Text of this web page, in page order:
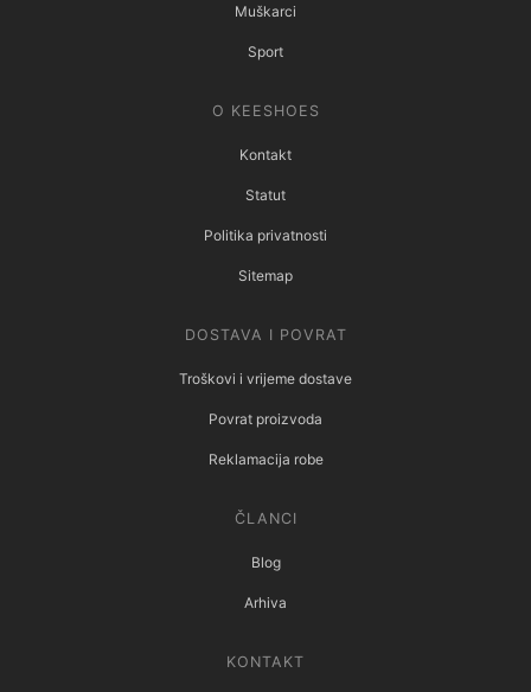
Muškarci
Sport
O KEESHOES
Kontakt
Statut
Politika privatnosti
Sitemap
DOSTAVA I POVRAT
Troškovi i vrijeme dostave
Povrat proizvoda
Reklamacija robe
ČLANCI
Blog
Arhiva
KONTAKT